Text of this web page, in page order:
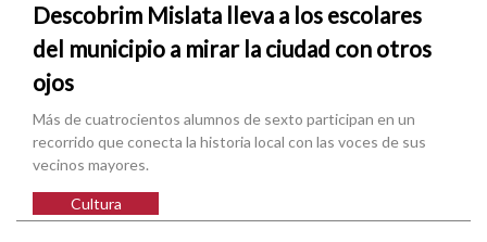
Descobrim Mislata lleva a los escolares
del municipio a mirar la ciudad con otros
ojos
Más de cuatrocientos alumnos de sexto participan en un
recorrido que conecta la historia local con las voces de sus
vecinos mayores.
Cultura